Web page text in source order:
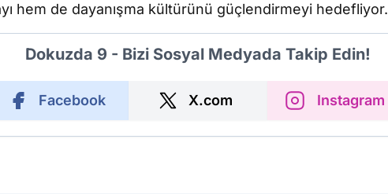
hem de dayanışma kültürünü güçlendirmeyi hedefliyor.
Dokuzda 9 - Bizi Sosyal Medyada Takip Edin!
Facebook X.com Instagram